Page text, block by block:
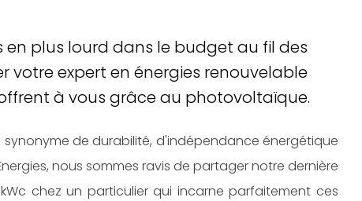
en plus lourd dans le budget au fil des
votre expert en énergies renouvelable
à vous grâce au photovoltaïque.
synonyme de durabilité, d'indépendance énergétique
nous sommes ravis de partager notre dernière
chez un particulier qui incarne parfaitement ces